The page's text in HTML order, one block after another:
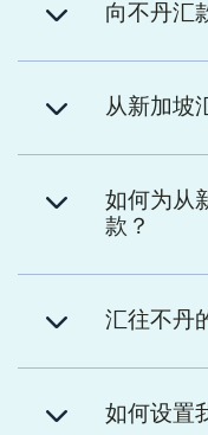
向不丹汇
从新加坡
如何为从
款？
汇往不丹
如何设置